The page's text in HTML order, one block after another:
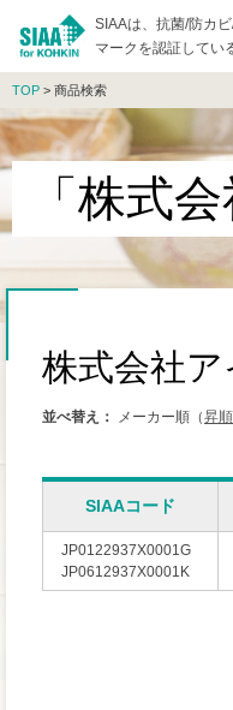
SIAAは、抗菌/防カ
マークを認証してい
TOP > 商品検索
「株式
株式会社ア
並べ替え： メーカー順（昇順
SIAAコード
JP0122937X0001G
JP0612937X0001K